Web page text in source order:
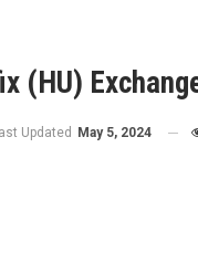
(HU)
Updated May 5, 2024